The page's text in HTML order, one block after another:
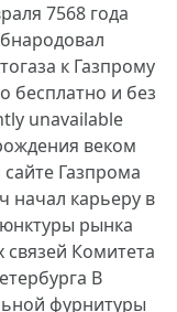
7568 года
к Газпрому
бесплатно и без
unavailable
веком
Газпрома
начал карьеру в
рынка
Комитета
В
фурнитуры